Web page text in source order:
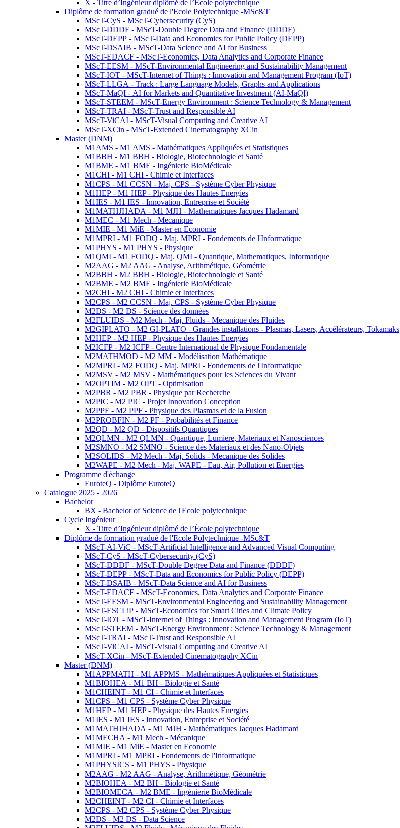
X - Titre d’Ingénieur diplômé de l’École polytechnique
Diplôme de formation gradué de l'Ecole Polytechnique -MSc&T
MScT-CyS - MScT-Cybersecurity (CyS)
MScT-DDDF - MScT-Double Degree Data and Finance (DDDF)
MScT-DEPP - MScT-Data and Economics for Public Policy (DEPP)
MScT-DSAIB - MScT-Data Science and AI for Business
MScT-EDACF - MScT-Economics, Data Analytics and Corporate Finance
MScT-EESM - MScT-Environmental Engineering and Sustainability Management
MScT-IOT - MScT-Internet of Things : Innovation and Management Program (IoT)
MScT-LLGA - Track : Large Language Models, Graphs and Applications
MScT-MaQI - AI for Markets and Quantitative Investment (AI-MaQI)
MScT-STEEM - MScT-Energy Environment : Science Technology & Management
MScT-TRAI - MScT-Trust and Responsible AI
MScT-ViCAI - MScT-Visual Computing and Creative AI
MScT-XCin - MScT-Extended Cinematography XCin
Master (DNM)
M1AMS - M1 AMS - Mathématiques Appliquées et Statistiques
M1BBH - M1 BBH - Biologie, Biotechnologie et Santé
M1BME - M1 BME - Ingénierie BioMédicale
M1CHI - M1 CHI - Chimie et Interfaces
M1CPS - M1 CCSN - Maj. CPS - Système Cyber Physique
M1HEP - M1 HEP - Physique des Hautes Energies
M1IES - M1 IES - Innovation, Entreprise et Société
M1MATHJHADA - M1 MJH - Mathematiques Jacques Hadamard
M1MEC - M1 Mech - Mecanique
M1MIE - M1 MiE - Master en Economie
M1MPRI - M1 FODQ - Maj. MPRI - Fondements de l'Informatique
M1PHYS - M1 PHYS - Physique
M1QMI - M1 FODQ - Maj. QMI - Quantique, Mathematiques, Informatique
M2AAG - M2 AAG - Analyse, Arithmétique, Géométrie
M2BBH - M2 BBH - Biologie, Biotechnologie et Santé
M2BME - M2 BME - Ingénierie BioMédicale
M2CHI - M2 CHI - Chimie et Interfaces
M2CPS - M2 CCSN - Maj. CPS - Système Cyber Physique
M2DS - M2 DS - Science des données
M2FLUIDS - M2 Mech - Maj. Fluids - Mecanique des Fluides
M2GIPLATO - M2 GI-PLATO - Grandes installations - Plasmas, Lasers, Accélérateurs, Tokamaks
M2HEP - M2 HEP - Physique des Hautes Energies
M2ICFP - M2 ICFP - Centre International de Physique Fondamentale
M2MATHMOD - M2 MM - Modélisation Mathématique
M2MPRI - M2 FODQ - Maj. MPRI - Fondements de l'Informatique
M2MSV - M2 MSV - Mathématiques pour les Sciences du Vivant
M2OPTIM - M2 OPT - Optimisation
M2PBR - M2 PBR - Physique par Recherche
M2PIC - M2 PIC - Projet Innovation Conception
M2PPF - M2 PPF - Physique des Plasmas et de la Fusion
M2PROBFIN - M2 PF - Probabilités et Finance
M2QD - M2 QD - Dispositifs Quantiques
M2QLMN - M2 QLMN - Quantique, Lumiere, Materiaux et Nanosciences
M2SMNO - M2 SMNO - Science des Materiaux et des Nano-Objets
M2SOLIDS - M2 Mech - Maj. Solids - Mecanique des Solides
M2WAPE - M2 Mech - Maj. WAPE - Eau, Air, Pollution et Energies
Programme d'échange
EuroteQ - Diplôme EuroteQ
Catalogue 2025 - 2026
Bachelor
BX - Bachelor of Science de l'Ecole polytechnique
Cycle Ingénieur
X - Titre d’Ingénieur diplômé de l’École polytechnique
Diplôme de formation gradué de l'Ecole Polytechnique -MSc&T
MScT-AI-ViC - MScT-Artificial Intelligence and Advanced Visual Computing
MScT-CyS - MScT-Cybersecurity (CyS)
MScT-DDDF - MScT-Double Degree Data and Finance (DDDF)
MScT-DEPP - MScT-Data and Economics for Public Policy (DEPP)
MScT-DSAIB - MScT-Data Science and AI for Business
MScT-EDACF - MScT-Economics, Data Analytics and Corporate Finance
MScT-EESM - MScT-Environmental Engineering and Sustainability Management
MScT-ESCLiP - MScT-Economics for Smart Cities and Climate Policy
MScT-IOT - MScT-Internet of Things : Innovation and Management Program (IoT)
MScT-STEEM - MScT-Energy Environment : Science Technology & Management
MScT-TRAI - MScT-Trust and Responsible AI
MScT-ViCAI - MScT-Visual Computing and Creative AI
MScT-XCin - MScT-Extended Cinematography XCin
Master (DNM)
M1APPMATH - M1 APPMS - Mathématiques Appliquées et Statistiques
M1BIOHEA - M1 BH - Biologie et Santé
M1CHEINT - M1 CI - Chimie et Interfaces
M1CPS - M1 CPS - Système Cyber Physique
M1HEP - M1 HEP - Physique des Hautes Energies
M1IES - M1 IES - Innovation, Entreprise et Société
M1MATHJHADA - M1 MJH - Mathématiques Jacques Hadamard
M1MECHA - M1 Mech - Mécanique
M1MIE - M1 MiE - Master en Economie
M1MPRI - M1 MPRI - Fondements de l'Informatique
M1PHYSICS - M1 PHYS - Physique
M2AAG - M2 AAG - Analyse, Arithmétique, Géométrie
M2BIOHEA - M2 BH - Biologie et Santé
M2BIOMECA - M2 BME - Ingénierie BioMédicale
M2CHEINT - M2 CI - Chimie et Interfaces
M2CPS - M2 CPS - Système Cyber Physique
M2DS - M2 DS - Data Science